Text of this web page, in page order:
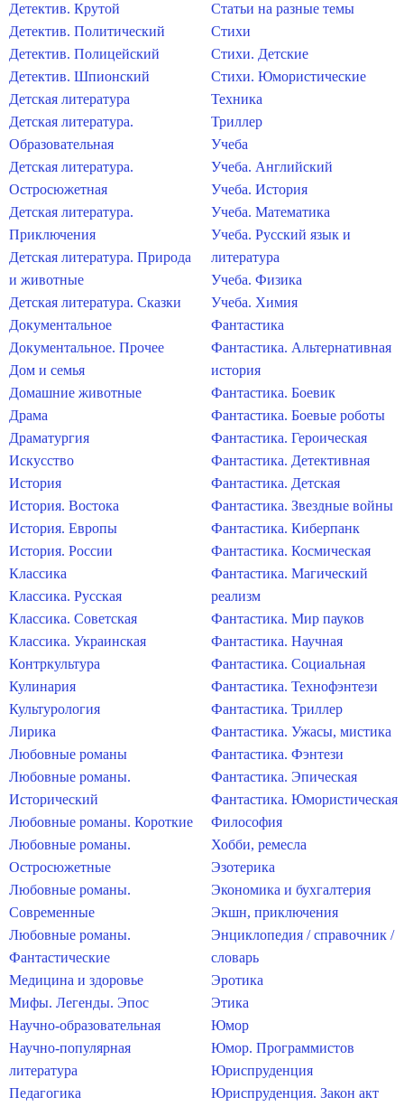
Детектив. Крутой
Детектив. Политический
Детектив. Полицейский
Детектив. Шпионский
Детская литература
Детская литература.
Образовательная
Детская литература.
Остросюжетная
Детская литература.
Приключения
Детская литература. Природа
и животные
Детская литература. Сказки
Документальное
Документальное. Прочее
Дом и семья
Домашние животные
Драма
Драматургия
Искусство
История
История. Востока
История. Европы
История. России
Классика
Классика. Русская
Классика. Советская
Классика. Украинская
Контркультура
Кулинария
Культурология
Лирика
Любовные романы
Любовные романы.
Исторический
Любовные романы. Короткие
Любовные романы.
Остросюжетные
Любовные романы.
Современные
Любовные романы.
Фантастические
Медицина и здоровье
Мифы. Легенды. Эпос
Научно-образовательная
Научно-популярная
литература
Педагогика
Статьи на разные темы
Стихи
Стихи. Детские
Стихи. Юмористические
Техника
Триллер
Учеба
Учеба. Английский
Учеба. История
Учеба. Математика
Учеба. Русский язык и
литература
Учеба. Физика
Учеба. Химия
Фантастика
Фантастика. Альтернативная
история
Фантастика. Боевик
Фантастика. Боевые роботы
Фантастика. Героическая
Фантастика. Детективная
Фантастика. Детская
Фантастика. Звездные войны
Фантастика. Киберпанк
Фантастика. Космическая
Фантастика. Магический
реализм
Фантастика. Мир пауков
Фантастика. Научная
Фантастика. Социальная
Фантастика. Технофэнтези
Фантастика. Триллер
Фантастика. Ужасы, мистика
Фантастика. Фэнтези
Фантастика. Эпическая
Фантастика. Юмористическая
Философия
Хобби, ремесла
Эзотерика
Экономика и бухгалтерия
Экшн, приключения
Энциклопедия / справочник /
словарь
Эротика
Этика
Юмор
Юмор. Программистов
Юриспруденция
Юриспруденция. Закон акт